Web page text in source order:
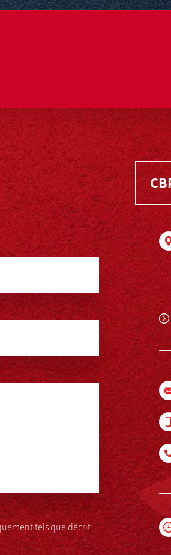
tels que décrit